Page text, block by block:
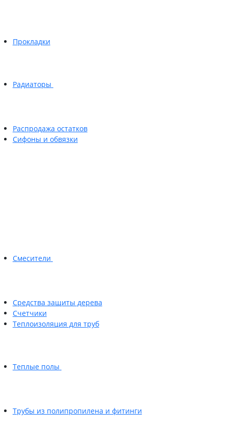
Прокладки
Радиаторы
Распродажа остатков
Сифоны и обвязки
Смесители
Средства защиты дерева
Счетчики
Теплоизоляция для труб
Теплые полы
Трубы из полипропилена и фитинги